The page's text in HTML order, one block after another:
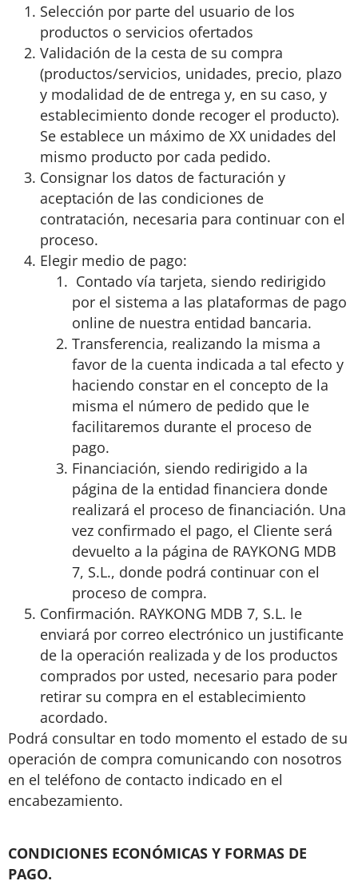
Selección por parte del usuario de los
productos o servicios ofertados
Validación de la cesta de su compra
(productos/servicios, unidades, precio, plazo
y modalidad de de entrega y, en su caso, y
establecimiento donde recoger el producto).
Se establece un máximo de XX unidades del
mismo producto por cada pedido.
Consignar los datos de facturación y
aceptación de las condiciones de
contratación, necesaria para continuar con el
proceso.
Elegir medio de pago:
Contado vía tarjeta, siendo redirigido
por el sistema a las plataformas de pago
online de nuestra entidad bancaria.
Transferencia, realizando la misma a
favor de la cuenta indicada a tal efecto y
haciendo constar en el concepto de la
misma el número de pedido que le
facilitaremos durante el proceso de
pago.
Financiación, siendo redirigido a la
página de la entidad financiera donde
realizará el proceso de financiación. Una
vez confirmado el pago, el Cliente será
devuelto a la página de RAYKONG MDB
7, S.L., donde podrá continuar con el
proceso de compra.
Confirmación. RAYKONG MDB 7, S.L. le
enviará por correo electrónico un justificante
de la operación realizada y de los productos
comprados por usted, necesario para poder
retirar su compra en el establecimiento
acordado.
Podrá consultar en todo momento el estado de su
operación de compra comunicando con nosotros
en el teléfono de contacto indicado en el
encabezamiento.
CONDICIONES ECONÓMICAS Y FORMAS DE
PAGO.